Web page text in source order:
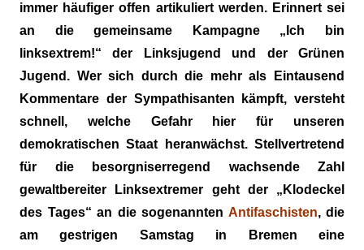
immer häufiger offen artikuliert werden. Erinnert sei
an die gemeinsame Kampagne „Ich bin
linksextrem!“ der Linksjugend und der Grünen
Jugend. Wer sich durch die mehr als Eintausend
Kommentare der Sympathisanten kämpft, versteht
schnell, welche Gefahr hier für unseren
demokratischen Staat heranwächst. Stellvertretend
für die besorgniserregend wachsende Zahl
gewaltbereiter Linksextremer geht der „Klodeckel
des Tages“ an die sogenannten Antifaschisten, die
am gestrigen Samstag in Bremen eine